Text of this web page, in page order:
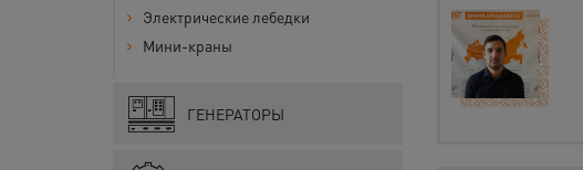
Электрические лебедки
Мини-краны
ГЕНЕРАТОРЫ